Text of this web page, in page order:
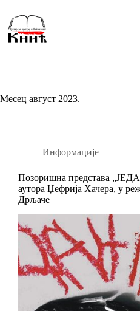
content
Месец август 2023.
Информације
Позоришна представа
аутора Џефрија Хачера, у
Дрљаче